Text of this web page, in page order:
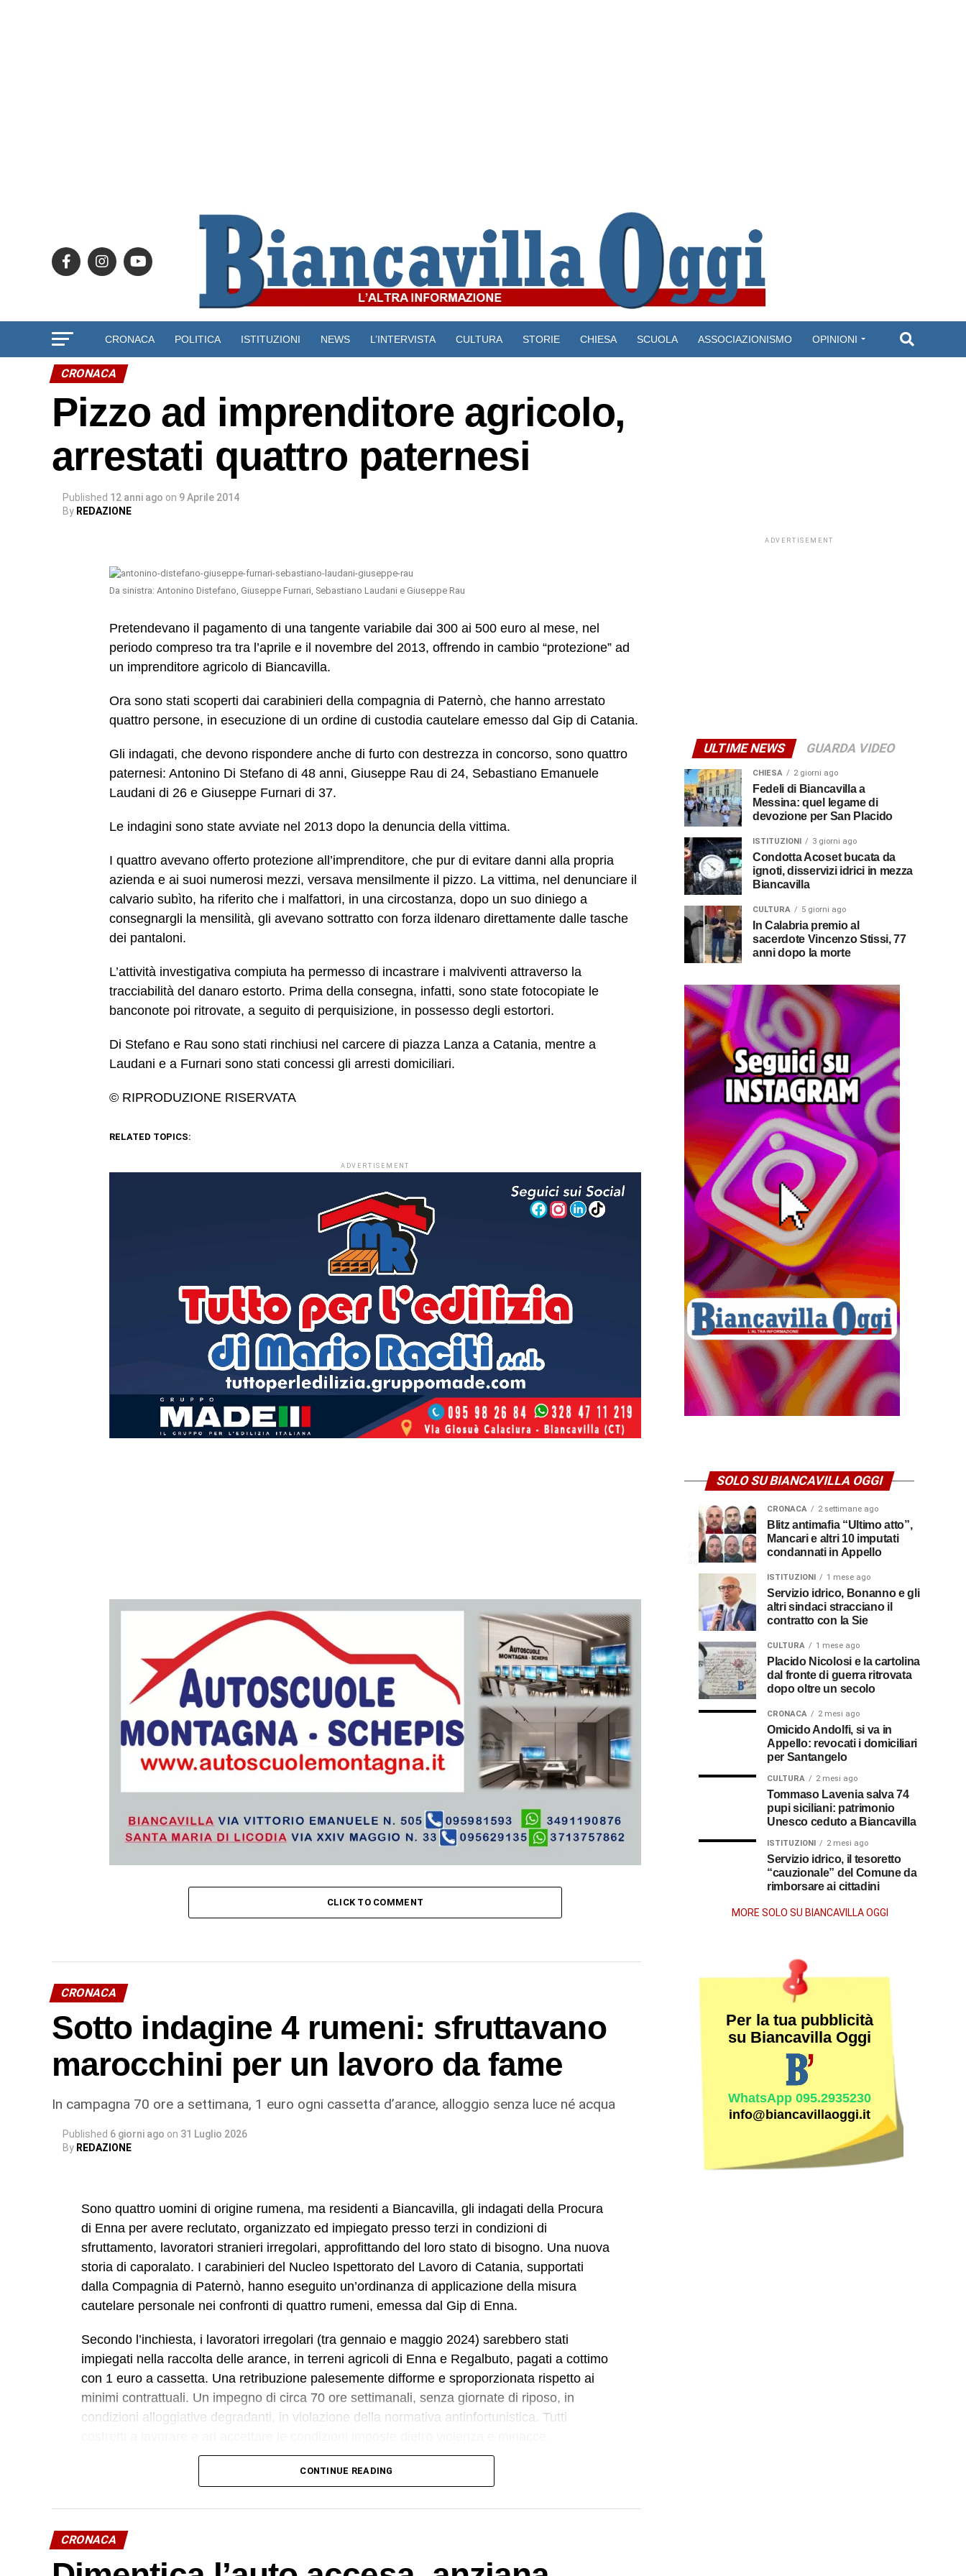
CRONACA POLITICA ISTITUZIONI NEWS L’INTERVISTA CULTURA STORIE CHIESA SCUOLA ASSOCIAZIONISMO OPINIONI
CRONACA
Pizzo ad imprenditore agricolo,
arrestati quattro paternesi
Published 12 anni ago on 9 Aprile 2014
By REDAZIONE
Da sinistra: Antonino Distefano, Giuseppe Furnari, Sebastiano Laudani e Giuseppe Rau
Pretendevano il pagamento di una tangente variabile dai 300 ai 500 euro al mese, nel
periodo compreso tra tra l’aprile e il novembre del 2013, offrendo in cambio “protezione” ad
un imprenditore agricolo di Biancavilla.
Ora sono stati scoperti dai carabinieri della compagnia di Paternò, che hanno arrestato
quattro persone, in esecuzione di un ordine di custodia cautelare emesso dal Gip di Catania.
Gli indagati, che devono rispondere anche di furto con destrezza in concorso, sono quattro
paternesi: Antonino Di Stefano di 48 anni, Giuseppe Rau di 24, Sebastiano Emanuele
Laudani di 26 e Giuseppe Furnari di 37.
Le indagini sono state avviate nel 2013 dopo la denuncia della vittima.
I quattro avevano offerto protezione all’imprenditore, che pur di evitare danni alla propria
azienda e ai suoi numerosi mezzi, versava mensilmente il pizzo. La vittima, nel denunciare il
calvario subìto, ha riferito che i malfattori, in una circostanza, dopo un suo diniego a
consegnargli la mensilità, gli avevano sottratto con forza ildenaro direttamente dalle tasche
dei pantaloni.
L’attività investigativa compiuta ha permesso di incastrare i malviventi attraverso la
tracciabilità del danaro estorto. Prima della consegna, infatti, sono state fotocopiate le
banconote poi ritrovate, a seguito di perquisizione, in possesso degli estortori.
Di Stefano e Rau sono stati rinchiusi nel carcere di piazza Lanza a Catania, mentre a
Laudani e a Furnari sono stati concessi gli arresti domiciliari.
© RIPRODUZIONE RISERVATA
RELATED TOPICS:
ADVERTISEMENT
CLICK TO COMMENT
CRONACA
Sotto indagine 4 rumeni: sfruttavano
marocchini per un lavoro da fame
In campagna 70 ore a settimana, 1 euro ogni cassetta d’arance, alloggio senza luce né acqua
Published 6 giorni ago on 31 Luglio 2026
By REDAZIONE
Sono quattro uomini di origine rumena, ma residenti a Biancavilla, gli indagati della Procura
di Enna per avere reclutato, organizzato ed impiegato presso terzi in condizioni di
sfruttamento, lavoratori stranieri irregolari, approfittando del loro stato di bisogno. Una nuova
storia di caporalato. I carabinieri del Nucleo Ispettorato del Lavoro di Catania, supportati
dalla Compagnia di Paternò, hanno eseguito un’ordinanza di applicazione della misura
cautelare personale nei confronti di quattro rumeni, emessa dal Gip di Enna.
Secondo l’inchiesta, i lavoratori irregolari (tra gennaio e maggio 2024) sarebbero stati
impiegati nella raccolta delle arance, in terreni agricoli di Enna e Regalbuto, pagati a cottimo
con 1 euro a cassetta. Una retribuzione palesemente difforme e sproporzionata rispetto ai
minimi contrattuali. Un impegno di circa 70 ore settimanali, senza giornate di riposo, in
condizioni alloggiative degradanti, in violazione della normativa antinfortunistica. Tutti
L’indagine è scaturita dalla denuncia di quattro cittadini marocchini dipendenti da uno
pseudo imprenditore rumeno, sostenuti dall’associazione Penelope, sulle cui dichiarazioni
hanno avuto origine gli accertamenti a riscontro da parte dei militari del Nucleo Carabinieri
Ispettorato del Lavoro di Catania.
In particolare, uno dei soggetti indagati, ora ai domiciliari con braccialetto elettronico,
CONTINUE READING
CRONACA
ADVERTISEMENT
ULTIME NEWS GUARDA VIDEO
CHIESA 2 giorni ago
Fedeli di Biancavilla a
Messina: quel legame di
devozione per San Placido
ISTITUZIONI 3 giorni ago
Condotta Acoset bucata da
ignoti, disservizi idrici in mezza
Biancavilla
CULTURA 5 giorni ago
In Calabria premio al
sacerdote Vincenzo Stissi, 77
anni dopo la morte
SOLO SU BIANCAVILLA OGGI
CULTURA
5
giorni
agoIn
Calabria
premio
al
sacerdote
Vincenzo
77
dopo
morte
comunità
rende
omaggio
prete
biancavillese,
ricordato
NEWS
1
settimana
ago
Disservizi
elettrici,
indennizzo
bolletta:
ecco
cosa
fare
per
ottenerlo
CULTURA
2
settimane
ago
Don
Pasquale
Castro,
prete-
soldato
soccorso
dei
feriti
della
Grande
CRONACA 2 settimane ago
Blitz antimafia “Ultimo atto”,
Mancari e altri 10 imputati
condannati in Appello
ISTITUZIONI 1 mese ago
Servizio idrico, Bonanno e gli
altri sindaci stracciano il
contratto con la Sie
CULTURA 1 mese ago
Placido Nicolosi e la cartolina
dal fronte di guerra ritrovata
dopo oltre un secolo
CRONACA 2 mesi ago
Omicido Andolfi, si va in
Appello: revocati i domiciliari
per Santangelo
CULTURA 2 mesi ago
Tommaso Lavenia salva 74
pupi siciliani: patrimonio
Unesco ceduto a Biancavilla
ISTITUZIONI 2 mesi ago
Servizio idrico, il tesoretto
“cauzionale” del Comune da
rimborsare ai cittadini
MORE SOLO SU BIANCAVILLA OGGI
Per la tua pubblicità
su Biancavilla Oggi
WhatsApp 095.2935230
info@biancavillaoggi.it